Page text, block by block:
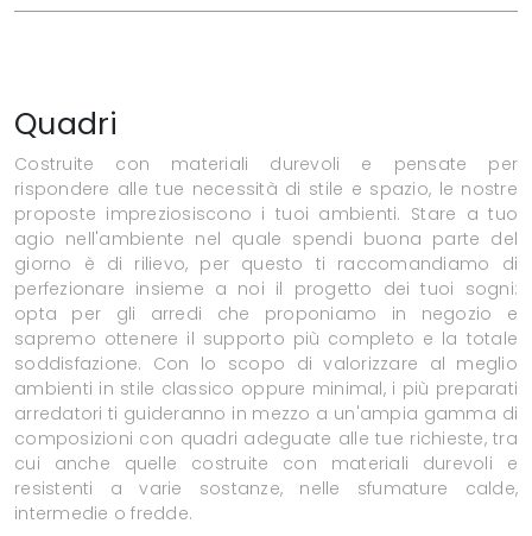
Quadri
Costruite con materiali durevoli e pensate per
rispondere alle tue necessità di stile e spazio, le nostre
proposte impreziosiscono i tuoi ambienti. Stare a tuo
agio nell'ambiente nel quale spendi buona parte del
giorno è di rilievo, per questo ti raccomandiamo di
perfezionare insieme a noi il progetto dei tuoi sogni:
opta per gli arredi che proponiamo in negozio e
sapremo ottenere il supporto più completo e la totale
soddisfazione. Con lo scopo di valorizzare al meglio
ambienti in stile classico oppure minimal, i più preparati
arredatori ti guideranno in mezzo a un'ampia gamma di
composizioni con quadri adeguate alle tue richieste, tra
cui anche quelle costruite con materiali durevoli e
resistenti a varie sostanze, nelle sfumature calde,
intermedie o fredde.